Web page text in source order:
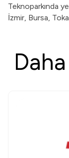
Teknoparkında
İzmir, Bursa,